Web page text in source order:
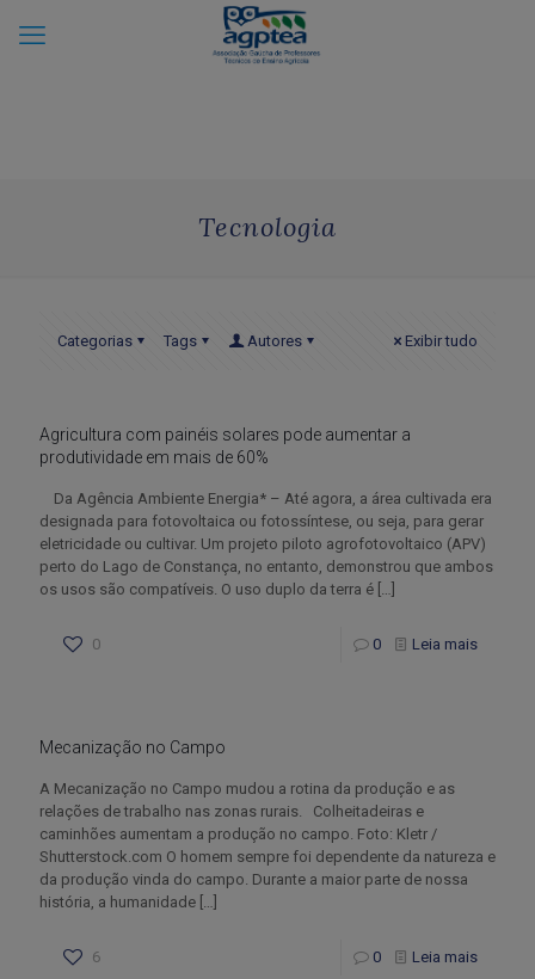
Tecnologia
Categorias Tags Autores Exibir tudo
Agricultura com painéis solares pode aumentar a
produtividade em mais de 60%
Da Agência Ambiente Energia* – Até agora, a área cultivada era
designada para fotovoltaica ou fotossíntese, ou seja, para gerar
eletricidade ou cultivar. Um projeto piloto agrofotovoltaico (APV)
perto do Lago de Constança, no entanto, demonstrou que ambos
os usos são compatíveis. O uso duplo da terra é […]
0 0 Leia mais
Mecanização no Campo
A Mecanização no Campo mudou a rotina da produção e as
relações de trabalho nas zonas rurais. Colheitadeiras e
caminhões aumentam a produção no campo. Foto: Kletr /
Shutterstock.com O homem sempre foi dependente da natureza e
da produção vinda do campo. Durante a maior parte de nossa
história, a humanidade […]
6 0 Leia mais